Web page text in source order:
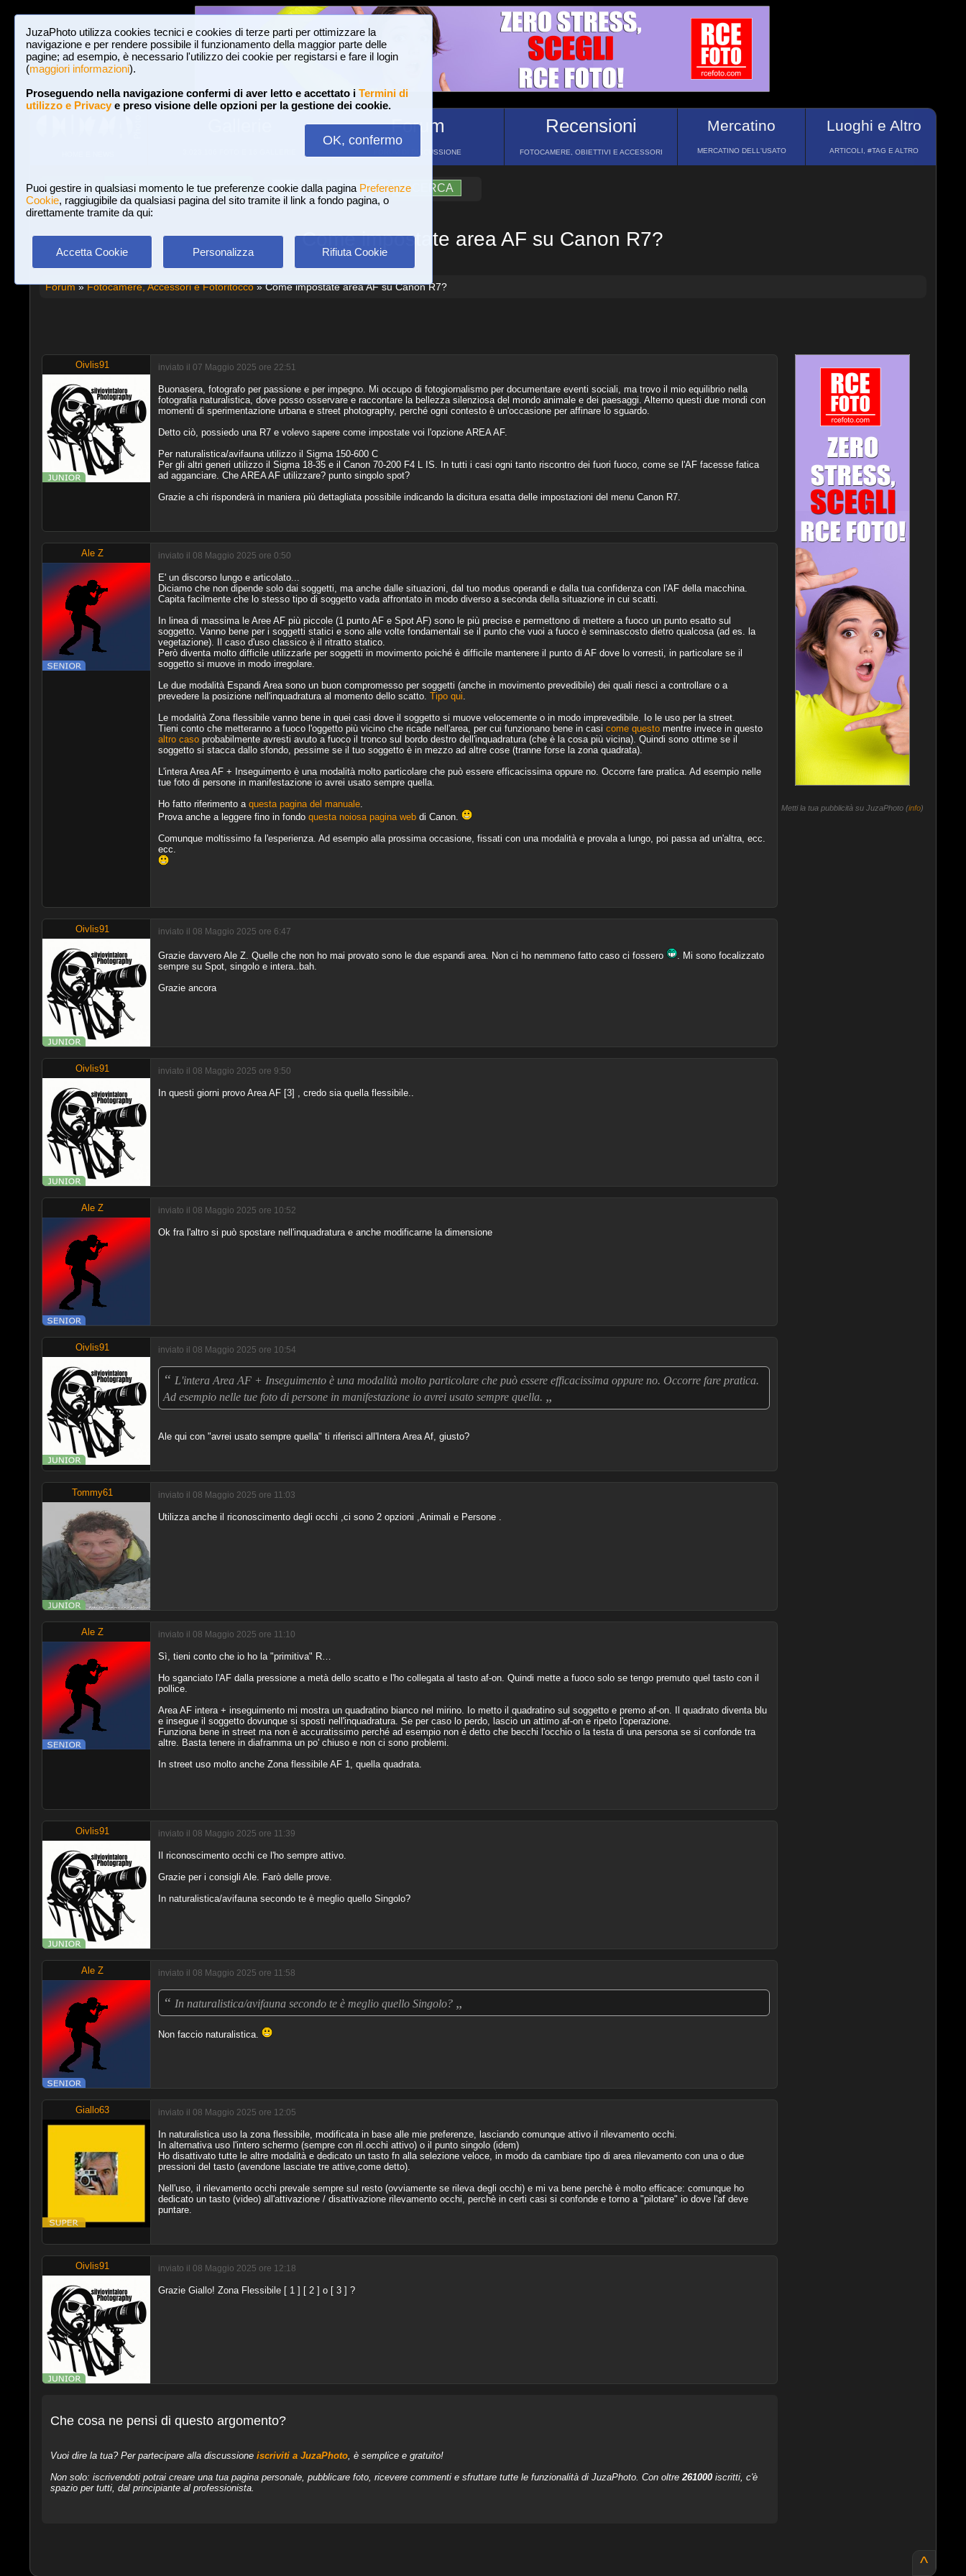
JuzaPhoto utilizza cookies tecnici e cookies di terze parti per ottimizzare la
navigazione e per rendere possibile il funzionamento della maggior parte delle
pagine; ad esempio, è necessario l'utilizzo dei cookie per registarsi e fare il login
(maggiori informazioni).
Proseguendo nella navigazione confermi di aver letto e accettato i Termini di
utilizzo e Privacye preso visione delle opzioni per la gestione dei cookie.
OK, confermo
Puoi gestire in qualsiasi momento le tue preferenze cookie dalla pagina Preferenze
Cookie, raggiugibile da qualsiasi pagina del sito tramite il link a fondo pagina, o
direttamente tramite da qui:
Accetta Cookie Personalizza Rifiuta Cookie
Forum
FORUM DI DISCUSSIONE
Recensioni
FOTOCAMERE, OBIETTIVI E ACCESSORI
Mercatino
MERCATINO DELL'USATO
Luoghi e Altro
ARTICOLI, #TAG E ALTRO
Login Iscriviti a JuzaPhoto! A A ?AIUTO RICERCA
Come impostate area AF su Canon R7?
Forum»Fotocamere, Accessori e Fotoritocco» Come impostate area AF su Canon R7?
Oivlis91 inviato il 07 Maggio 2025 ore 22:51
Buonasera, fotografo per passione e per impegno. Mi occupo di fotogiornalismo per documentare eventi sociali, ma trovo il mio equilibrio nella
fotografia naturalistica, dove posso osservare e raccontare la bellezza silenziosa del mondo animale e dei paesaggi. Alterno questi due mondi con
momenti di sperimentazione urbana e street photography, perché ogni contesto è un'occasione per affinare lo sguardo.
Detto ciò, possiedo una R7 e volevo sapere come impostate voi l'opzione AREA AF.
Per naturalistica/avifauna utilizzo il Sigma 150-600 C
Per gli altri generi utilizzo il Sigma 18-35 e il Canon 70-200 F4 L IS. In tutti i casi ogni tanto riscontro dei fuori fuoco, come se l'AF facesse fatica
ad agganciare. Che AREA AF utilizzare? punto singolo spot?
Grazie a chi risponderà in maniera più dettagliata possibile indicando la dicitura esatta delle impostazioni del menu Canon R7.
Ale Z inviato il 08 Maggio 2025 ore 0:50
E' un discorso lungo e articolato...
Diciamo che non dipende solo dai soggetti, ma anche dalle situazioni, dal tuo modus operandi e dalla tua confidenza con l'AF della macchina.
Capita facilmente che lo stesso tipo di soggetto vada affrontato in modo diverso a seconda della situazione in cui scatti.
In linea di massima le Aree AF più piccole (1 punto AF e Spot AF) sono le più precise e permettono di mettere a fuoco un punto esatto sul
soggetto. Vanno bene per i soggetti statici e sono alle volte fondamentali se il punto che vuoi a fuoco è seminascosto dietro qualcosa (ad es. la
vegetazione). Il caso d'uso classico è il ritratto statico.
Però diventa molto difficile utilizzarle per soggetti in movimento poiché è difficile mantenere il punto di AF dove lo vorresti, in particolare se il
soggetto si muove in modo irregolare.
Le due modalità Espandi Area sono un buon compromesso per soggetti (anche in movimento prevedibile) dei quali riesci a controllare o a
prevedere la posizione nell'inquadratura al momento dello scatto. Tipo qui
Le modalità Zona flessibile vanno bene in quei casi dove il soggetto si muove velocemente o in modo imprevedibile. Io le uso per la street.
Tieni conto che metteranno a fuoco l'oggetto più vicino che ricade nell'area, per cui funzionano bene in casi come questomentre invece in questo
altro casoprobabilmente avresti avuto a fuoco il tronco sul bordo destro dell'inquadratura (che è la cosa più vicina). Quindi sono ottime se il
soggetto si stacca dallo sfondo, pessime se il tuo soggetto è in mezzo ad altre cose (tranne forse la zona quadrata).
L'intera Area AF + Inseguimento è una modalità molto particolare che può essere efficacissima oppure no. Occorre fare pratica. Ad esempio nelle
tue foto di persone in manifestazione io avrei usato sempre quella.
Ho fatto riferimento a questa pagina del manuale.
Prova anche a leggere fino in fondo questa noiosa pagina webdi Canon.
Comunque moltissimo fa l'esperienza. Ad esempio alla prossima occasione, fissati con una modalità e provala a lungo, poi passa ad un'altra, ecc.
ecc.
Oivlis91 inviato il 08 Maggio 2025 ore 6:47
Grazie davvero Ale Z. Quelle che non ho mai provato sono le due espandi area. Non ci ho nemmeno fatto caso ci fossero
. Mi sono focalizzato
sempre su Spot, singolo e intera..bah.
Grazie ancora
Oivlis91 inviato il 08 Maggio 2025 ore 9:50
In questi giorni provo Area AF [3] , credo sia quella flessibile..
Ale Z inviato il 08 Maggio 2025 ore 10:52
Ok fra l'altro si può spostare nell'inquadratura e anche modificarne la dimensione
Oivlis91 inviato il 08 Maggio 2025 ore 10:54
“ L'intera Area AF + Inseguimento è una modalità molto particolare che può essere efficacissima oppure no. Occorre fare pratica.
Ad esempio nelle tue foto di persone in manifestazione io avrei usato sempre quella. „
Ale qui con "avrei usato sempre quella" ti riferisci all'Intera Area Af, giusto?
Tommy61 inviato il 08 Maggio 2025 ore 11:03
Utilizza anche il riconoscimento degli occhi ,ci sono 2 opzioni ,Animali e Persone .
Ale Z inviato il 08 Maggio 2025 ore 11:10
Sì, tieni conto che io ho la "primitiva" R…
Ho sganciato l'AF dalla pressione a metà dello scatto e l'ho collegata al tasto af-on. Quindi mette a fuoco solo se tengo premuto quel tasto con il
pollice.
Area AF intera + inseguimento mi mostra un quadratino bianco nel mirino. Io metto il quadratino sul soggetto e premo af-on. Il quadrato diventa blu
e insegue il soggetto dovunque si sposti nell'inquadratura. Se per caso lo perdo, lascio un attimo af-on e ripeto l'operazione.
Funziona bene in street ma non è accuratissimo perché ad esempio non è detto che becchi l'occhio o la testa di una persona se si confonde tra
altre. Basta tenere in diaframma un po' chiuso e non ci sono problemi.
In street uso molto anche Zona flessibile AF 1, quella quadrata.
Oivlis91 inviato il 08 Maggio 2025 ore 11:39
Il riconoscimento occhi ce l'ho sempre attivo.
Grazie per i consigli Ale. Farò delle prove.
In naturalistica/avifauna secondo te è meglio quello Singolo?
Ale Z inviato il 08 Maggio 2025 ore 11:58
“ In naturalistica/avifauna secondo te è meglio quello Singolo? „
Non faccio naturalistica.
Giallo63 inviato il 08 Maggio 2025 ore 12:05
In naturalistica uso la zona flessibile, modificata in base alle mie preferenze, lasciando comunque attivo il rilevamento occhi.
In alternativa uso l'intero schermo (sempre con ril.occhi attivo) o il punto singolo (idem)
Ho disattivato tutte le altre modalità e dedicato un tasto fn alla selezione veloce, in modo da cambiare tipo di area rilevamento con una o due
pressioni del tasto (avendone lasciate tre attive,come detto).
Nell'uso, il rilevamento occhi prevale sempre sul resto (ovviamente se rileva degli occhi) e mi va bene perchè è molto efficace: comunque ho
dedicato un tasto (video) all'attivazione / disattivazione rilevamento occhi, perchè in certi casi si confonde e torno a "pilotare" io dove l'af deve
puntare.
Oivlis91 inviato il 08 Maggio 2025 ore 12:18
Grazie Giallo! Zona Flessibile [ 1 ] [ 2 ] o [ 3 ] ?
Che cosa ne pensi di questo argomento?
Vuoi dire la tua? Per partecipare alla discussione iscriviti a JuzaPhoto, è semplice e gratuito!
Non solo: iscrivendoti potrai creare una tua pagina personale, pubblicare foto, ricevere commenti e sfruttare tutte le funzionalità di JuzaPhoto. Con oltre261000iscritti, c'è
spazio per tutti, dal principiante al professionista.
Metti la tua pubblicità su JuzaPhoto (info)
^